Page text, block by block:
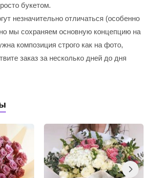
букетом.
незначительно отличаться (особенно
мы сохраняем основную концепцию на
композиция строго как на фото,
заказ за несколько дней до дня